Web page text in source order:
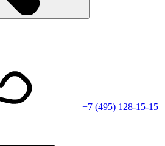
+7 (495) 128-15-15